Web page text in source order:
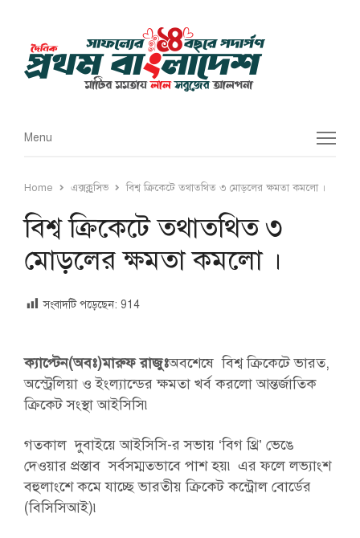
Menu
Menu
Home এক্সক্লুসিভ বিশ্ব ক্রিকেটে তথাতথিত ৩ মোড়লের ক্ষমতা কমলো ।
বিশ্ব ক্রিকেটে তথাতথিত ৩
মোড়লের ক্ষমতা কমলো ।
সংবাদটি পড়েছেন: 914
ক্যাপ্টেন(অবঃ)মারুফ রাজুঃঅবশেষে বিশ্ব ক্রিকেটে ভারত,
অস্ট্রেলিয়া ও ইংল্যান্ডের ক্ষমতা খর্ব করলো আন্তর্জাতিক
ক্রিকেট সংস্থা আইসিসি৷
গতকাল দুবাইয়ে আইসিসি-র সভায় ‘বিগ থ্রি’ ভেঙে
দেওয়ার প্রস্তাব সর্বসম্মতভাবে পাশ হয়৷ এর ফলে লভ্যাংশ
বহুলাংশে কমে যাচ্ছে ভারতীয় ক্রিকেট কন্ট্রোল বোর্ডের
(বিসিসিআই)৷